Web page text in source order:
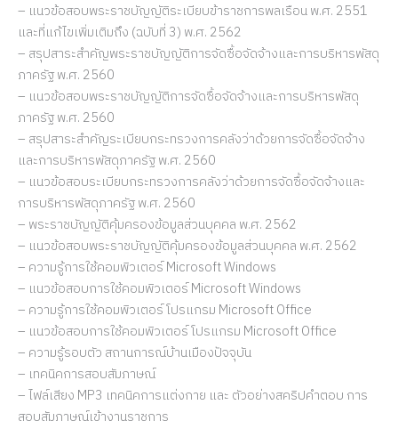
– แนวข้อสอบพระราชบัญญัติระเบียบข้าราชการพลเรือน พ.ศ. 2551
และที่แก้ไขเพิ่มเติมถึง (ฉบับที่ 3) พ.ศ. 2562
– สรุปสาระสำคัญพระราชบัญญัติการจัดซื้อจัดจ้างและการบริหารพัสดุ
ภาครัฐ พ.ศ. 2560
– แนวข้อสอบพระราชบัญญัติการจัดซื้อจัดจ้างและการบริหารพัสดุ
ภาครัฐ พ.ศ. 2560
– สรุปสาระสำคัญระเบียบกระทรวงการคลังว่าด้วยการจัดซื้อจัดจ้าง
และการบริหารพัสดุภาครัฐ พ.ศ. 2560
– แนวข้อสอบระเบียบกระทรวงการคลังว่าด้วยการจัดซื้อจัดจ้างและ
การบริหารพัสดุภาครัฐ พ.ศ. 2560
– พระราชบัญญัติคุ้มครองข้อมูลส่วนบุคคล พ.ศ. 2562
– แนวข้อสอบพระราชบัญญัติคุ้มครองข้อมูลส่วนบุคคล พ.ศ. 2562
– ความรู้การใช้คอมพิวเตอร์ Microsoft Windows
– แนวข้อสอบการใช้คอมพิวเตอร์ Microsoft Windows
– ความรู้การใช้คอมพิวเตอร์ โปรแกรม Microsoft Office
– แนวข้อสอบการใช้คอมพิวเตอร์ โปรแกรม Microsoft Office
– ความรู้รอบตัว สถานการณ์บ้านเมืองปัจจุบัน
– เทคนิคการสอบสัมภาษณ์
– ไฟล์เสียง MP3 เทคนิคการแต่งกาย และ ตัวอย่างสคริปคำตอบ การ
สอบสัมภาษณ์เข้างานราชการ